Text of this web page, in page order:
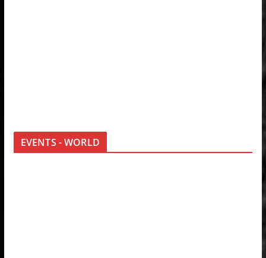
EVENTS - WORLD